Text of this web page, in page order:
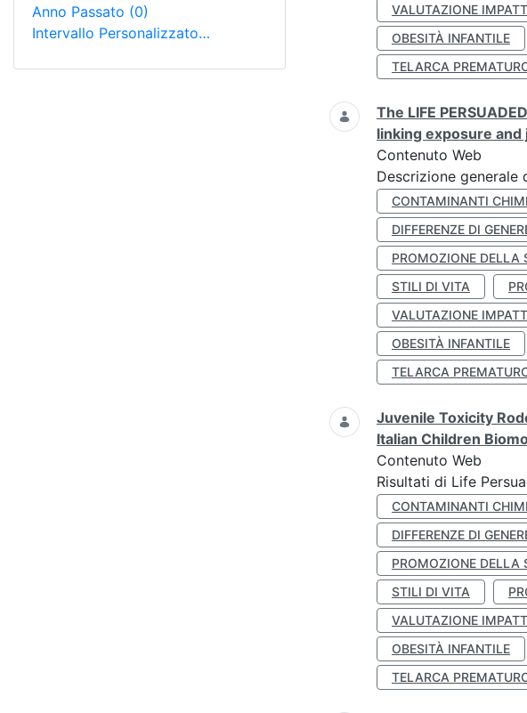
Anno Passato (0)
Intervallo Personalizzato…
VALUTAZIONE
OBESITÀ INFANTILE
TELARCA
The LIFE
linking exposure
Contenuto Web
Descrizione generale
CONTAMINANTI
DIFFERENZE DI
PROMOZIONE DELLA
STILI DI VITA
VALUTAZIONE
OBESITÀ INFANTILE
TELARCA
Juvenile Toxicity
Italian Children
Contenuto Web
Risultati di Life
CONTAMINANTI
DIFFERENZE DI
PROMOZIONE DELLA
STILI DI VITA
VALUTAZIONE
OBESITÀ INFANTILE
TELARCA